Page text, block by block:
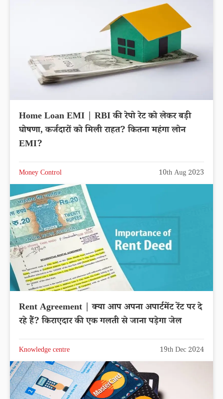
Home Loan EMI | RBI की रेपो रेट को लेकर बड़ी
घोषणा, कर्जदारों को मिली राहत? कितना महंगा लोन
EMI?
Money Control 10th Aug 2023
Rent Agreement | क्या आप अपना अपार्टमेंट रेंट पर दे
रहे हैं? किराएदार की एक गलती से जाना पड़ेगा जेल
Knowledge centre 19th Dec 2024